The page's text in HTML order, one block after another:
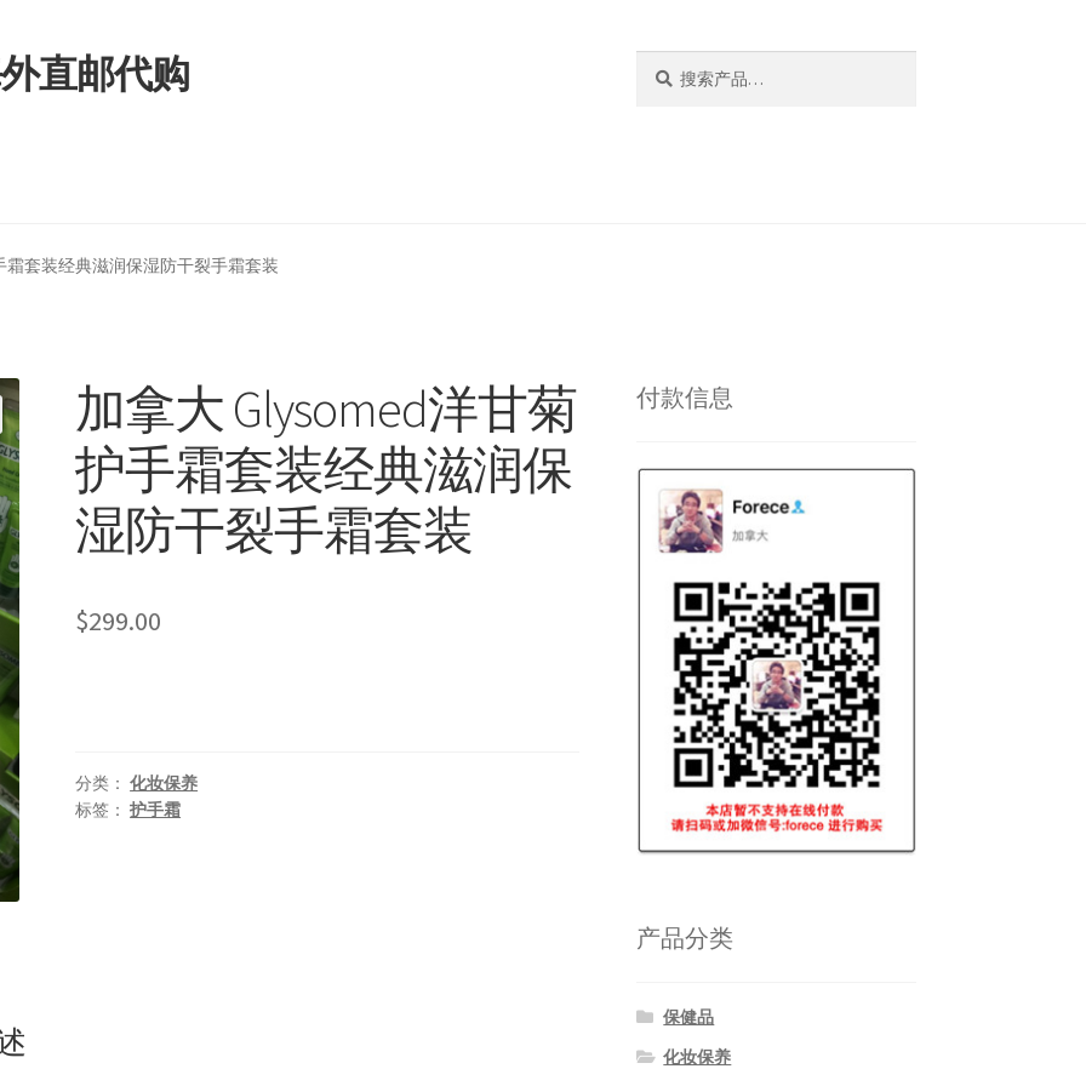
直邮代购
索：
霜套装经典滋润保湿防干裂手霜套装
加拿大 Glysomed洋甘菊
护手霜套装经典滋润保
湿防干裂手霜套装
$299.00
分类：化妆保养
标签：护手霜
付款信息
产品分类
保健品
化妆保养